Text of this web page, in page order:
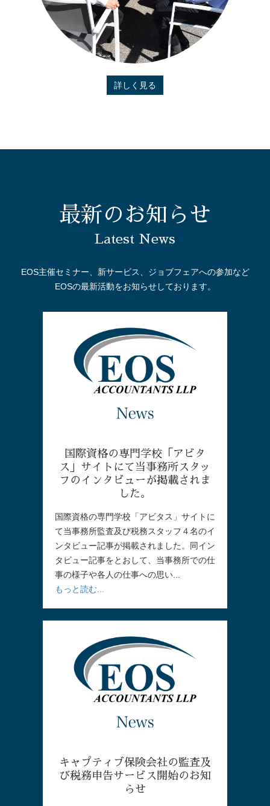
詳しく見る
最新のお知らせ
Latest News
EOS主催セミナー、新サービス、ジョブフェアへの参加など
EOSの最新活動をお知らせしております。
国際資格の専門学校「アビタ
ス」サイトにて当事務所スタッ
フのインタビューが掲載されま
した。
国際資格の専門学校「アビタス」サイトに
て当事務所監査及び税務スタッフ４名のイ
ンタビュー記事が掲載されました。同イン
タビュー記事をとおして、当事務所での仕
事の様子や各人の仕事への思い...
もっと読む...
キャプティブ保険会社の監査及
び税務申告サービス開始のお知
らせ